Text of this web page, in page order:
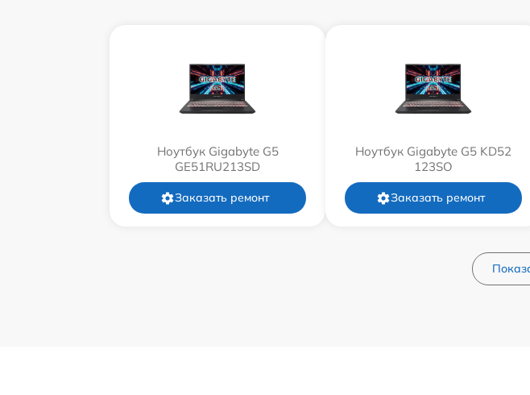
Ноутбук Gigabyte G5
GE51RU213SD
Заказать ремонт
Ноутбук Gigabyte G5 KD52
123SO
Заказать ремонт